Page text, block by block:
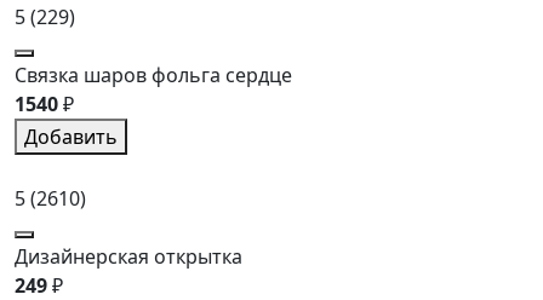
5(229)
Связка шаров фольга сердце
1540₽
Добавить
5(2610)
Дизайнерская открытка
249₽